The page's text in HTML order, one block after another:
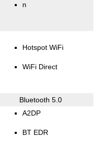
n
Hotspot WiFi
WiFi Direct
Bluetooth 5.0
A2DP
BT EDR